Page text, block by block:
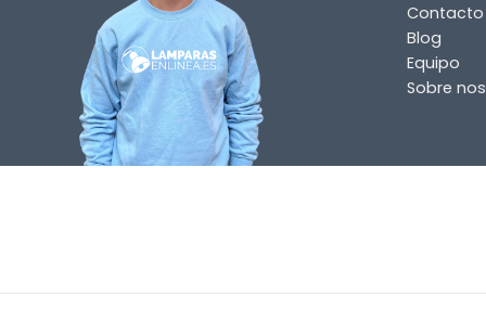
Contacto
Blog
Equipo
Sobre